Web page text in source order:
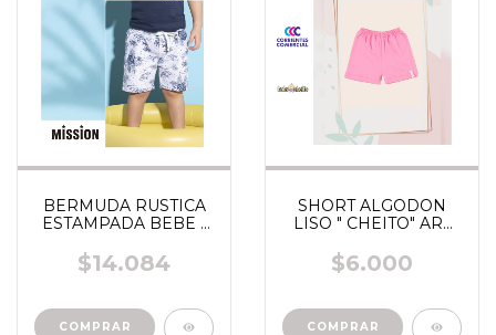
BERMUDA RUSTICA
ESTAMPADA BEBE "
$14.084
COMPRAR
SHORT ALGODON
LISO " CHEITO" ART
$6.000
COMPRAR